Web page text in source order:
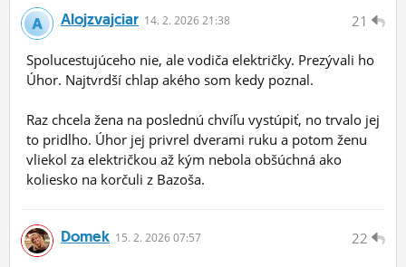
21
Alojzvajciar 14. 2. 2026 21:38
Spolucestujúceho nie, ale vodiča električky. Prezývali ho
Úhor. Najtvrdší chlap akého som kedy poznal.
Raz chcela žena na poslednú chvíľu vystúpiť, no trvalo jej
to pridlho. Úhor jej privrel dverami ruku a potom ženu
vliekol za električkou až kým nebola obšúchná ako
koliesko na korčuli z Bazoša.
22
Domek 15. 2. 2026 07:57